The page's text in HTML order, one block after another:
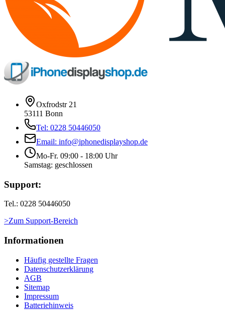
Oxfrodstr 21
53111 Bonn
Tel: 0228 50446050
Email: info@iphonedisplayshop.de
Mo-Fr. 09:00 - 18:00 Uhr
Samstag: geschlossen
Support:
Tel.: 0228 50446050
>Zum Support-Bereich
Informationen
Häufig gestellte Fragen
Datenschutzerklärung
AGB
Sitemap
Impressum
Batteriehinweis